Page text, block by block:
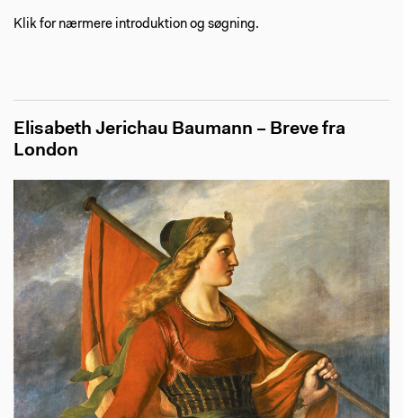
Klik for nærmere introduktion og søgning.
Elisabeth Jerichau Baumann – Breve fra
London